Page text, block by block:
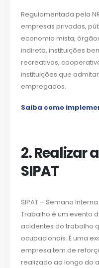
Regulamentada pela
empresas privadas,
economia mista,
indireta, instituições
recreativas,
instituições que
empregados.
Saiba como
2. Realizar
SIPAT
SIPAT – Semana
Trabalho é um evento
acidentes do trabalho
ocupacionais. É uma
empresa tem de
realizado ao longo do